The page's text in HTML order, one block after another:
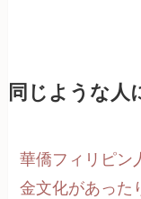
同じような人
華僑フィリピン
金文化があった